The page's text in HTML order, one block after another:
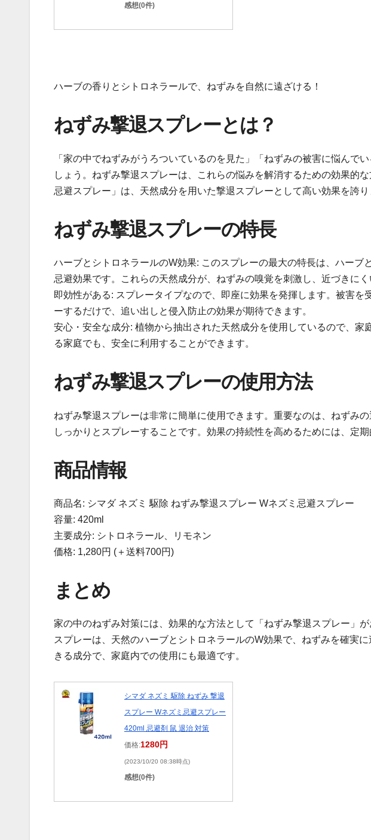
感想(0件)
ハーブの香りとシトロネラールで、ねずみを自然に遠ざける！
ねずみ撃退スプレーとは？
「家の中でねずみがうろついているのを見た」「ねずみの被害に悩んで
しょう。ねずみ撃退スプレーは、これらの悩みを解消するための効果的
忌避スプレー」は、天然成分を用いた撃退スプレーとして高い効果を誇り
ねずみ撃退スプレーの特長
ハーブとシトロネラールのW効果: このスプレーの最大の特長は、ハーブ
忌避効果です。これらの天然成分が、ねずみの嗅覚を刺激し、近づきにく
即効性がある: スプレータイプなので、即座に効果を発揮します。被害を
ーするだけで、追い出しと侵入防止の効果が期待できます。
安心・安全な成分: 植物から抽出された天然成分を使用しているので、家
る家庭でも、安全に利用することができます。
ねずみ撃退スプレーの使用方法
ねずみ撃退スプレーは非常に簡単に使用できます。重要なのは、ねずみ
しっかりとスプレーすることです。効果の持続性を高めるためには、定期
商品情報
商品名: シマダ ネズミ 駆除 ねずみ撃退スプレー Wネズミ忌避スプレー
容量: 420ml
主要成分: シトロネラール、リモネン
価格: 1,280円 (＋送料700円)
まとめ
家の中のねずみ対策には、効果的な方法として「ねずみ撃退スプレー」
スプレーは、天然のハーブとシトロネラールのW効果で、ねずみを確実
きる成分で、家庭内での使用にも最適です。
シマダ ネズミ 駆除 ねずみ 撃退
スプレー Wネズミ忌避スプレー
420ml 忌避剤 鼠 退治 対策
価格:1280円
(2023/10/20 08:38時点)
感想(0件)